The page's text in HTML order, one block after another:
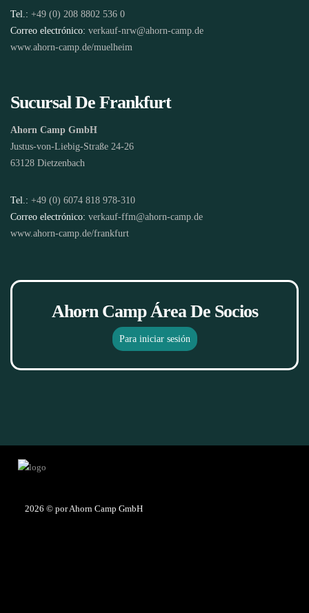
Tel.: +49 (0) 208 8802 536 0
Correo electrónico: verkauf-nrw@ahorn-camp.de
www.ahorn-camp.de/muelheim
Sucursal De Frankfurt
Ahorn Camp GmbH
Justus-von-Liebig-Straße 24-26
63128 Dietzenbach
Tel.: +49 (0) 6074 818 978-310
Correo electrónico: verkauf-ffm@ahorn-camp.de
www.ahorn-camp.de/frankfurt
Ahorn Camp Área De Socios
Para iniciar sesión
2026 © por Ahorn Camp GmbH